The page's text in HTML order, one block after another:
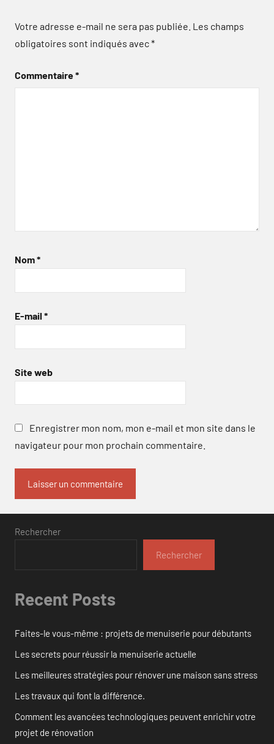
Votre adresse e-mail ne sera pas publiée. Les champs
obligatoires sont indiqués avec*
Commentaire*
Nom*
E-mail *
Site web
Enregistrer mon nom, mon e-mail et mon site dans le
navigateur pour mon prochain commentaire.
Rechercher
Rechercher
Recent Posts
Faites-le vous-même : projets de menuiserie pour débutants
Les secrets pour réussir la menuiserie actuelle
Les meilleures stratégies pour rénover une maison sans stress
Les travaux qui font la différence.
Comment les avancées technologiques peuvent enrichir votre
projet de rénovation